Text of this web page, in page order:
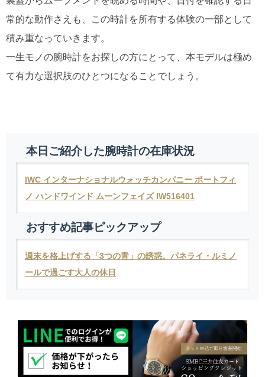
常的な動作さえも、この時計を所有する体験の一部として
積み重なっていきます。
一生モノの腕時計をお探しの方にとって、本モデルは極め
て有力な選択肢のひとつになることでしょう。
本日ご紹介した腕時計の在庫状況
IWC インターナショナルウォッチカンパニー ポートフィ
ノ ハンドワインド ムーンフェイズ IW516401
おすすめ記事ピックアップ
週末を格上げする「3つの青」の誘惑。パネライ・ルミノ
ールで過ごす大人の休日